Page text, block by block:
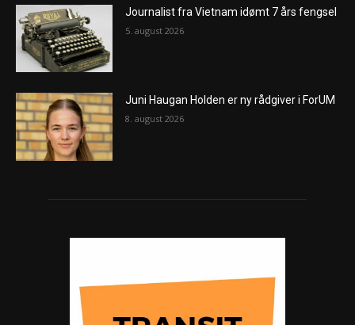
Journalist fra Vietnam idømt 7 års fengsel
5. august 2026
Juni Haugan Holden er ny rådgiver i ForUM
8. august 2026